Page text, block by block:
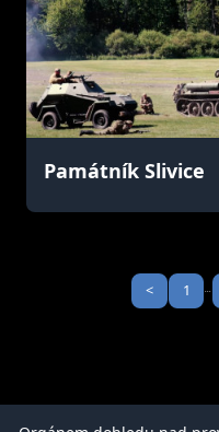
Památník Slivice
< 1 ...